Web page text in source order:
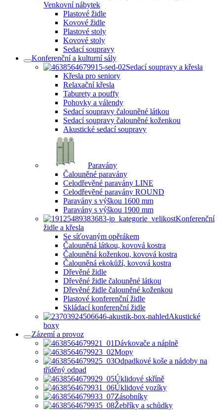
Venkovní nábytek
Plastové židle
Kovové židle
Plastové stoly
Kovové stoly
Sedací soupravy
Konferenční a kulturní sály
Sedací soupravy a křesla
Křesla pro seniory
Relaxační křesla
Taburety a pouffy
Pohovky a válendy
Sedací soupravy čalouněné látkou
Sedací soupravy čalouněné koženkou
Akustické sedací soupravy
Paravány
Čalouněné paravány
Celodřevěné paravány LINE
Celodřevěné paravány ROUND
Paravány s výškou 1600 mm
Paravány s výškou 1900 mm
Konferenční
židle a křesla
Se síťovaným opěrákem
Čalouněná látkou, kovová kostra
Čalouněná koženkou, kovová kostra
Čalouněná ekokůží, kovová kostra
Dřevěné židle
Dřevěné židle čalouněné látkou
Dřevěné židle čalouněné koženkou
Plastové konferenční židle
Skládací konferenční židle
Akustické
boxy
Zázemí a provoz
Dávkovače a náplně
Mopy
Odpadkové koše a nádoby na
tříděný odpad
Úklidové skříně
Úklidové vozíky
Zásobníky
Žebříky a schůdky